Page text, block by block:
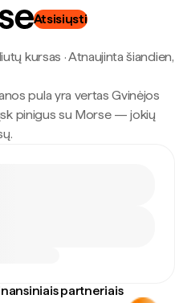
Atsisiųsti
kursas ·Atnaujinta šiandien,
pula yra vertas Gvinėjos
pinigus su Morse — jokių
partneriais